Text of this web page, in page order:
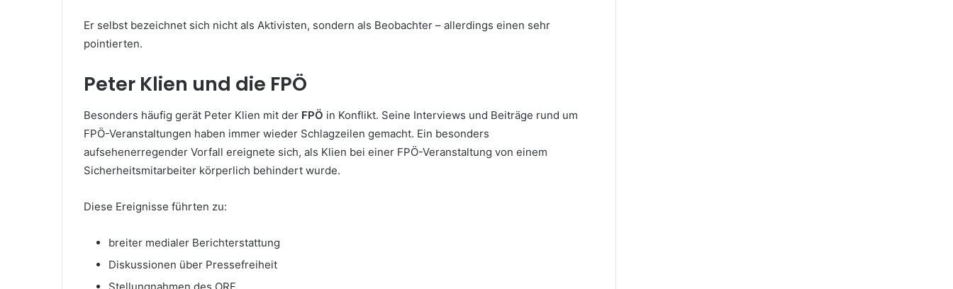
Er selbst bezeichnet sich nicht als Aktivisten, sondern als Beobachter – allerdings einen sehr
pointierten.
Peter Klien und die FPÖ
Besonders häufig gerät Peter Klien mit der FPÖ in Konflikt. Seine Interviews und Beiträge rund um
FPÖ-Veranstaltungen haben immer wieder Schlagzeilen gemacht. Ein besonders
aufsehenerregender Vorfall ereignete sich, als Klien bei einer FPÖ-Veranstaltung von einem
Sicherheitsmitarbeiter körperlich behindert wurde.
Diese Ereignisse führten zu:
breiter medialer Berichterstattung
Diskussionen über Pressefreiheit